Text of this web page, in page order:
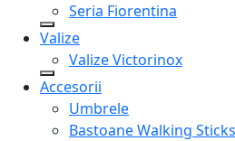
Seria Fiorentina
Valize
Valize Victorinox
Accesorii
Umbrele
Bastoane Walking Sticks